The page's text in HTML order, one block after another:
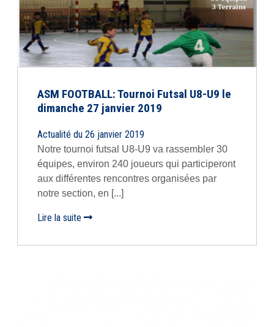
ASM FOOTBALL: Tournoi Futsal U8-U9 le
dimanche 27 janvier 2019
Actualité du 26 janvier 2019
Notre tournoi futsal U8-U9 va rassembler 30
équipes, environ 240 joueurs qui participeront
aux différentes rencontres organisées par
notre section, en [...]
Lire la suite